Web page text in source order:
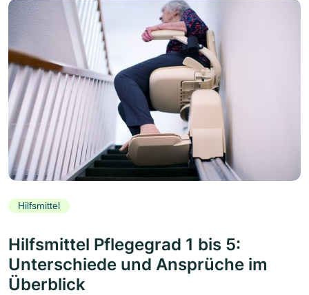
Hilfsmittel
Hilfsmittel Pflegegrad 1 bis 5:
Unterschiede und Ansprüche im
Überblick